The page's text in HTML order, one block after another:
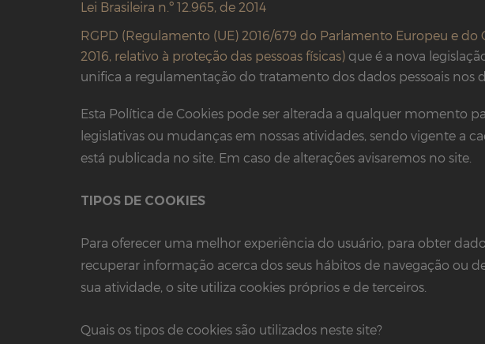
Lei Brasileira n.º 12.965, de 2014
RGPD (Regulamento (UE) 2016/679 do Parlamento Europeu e do
2016, relativo à proteção das pessoas físicas) que é a nova
unifica a regulamentação do tratamento dos dados pessoais nos
Esta Política de Cookies pode ser alterada a qualquer momento
legislativas ou mudanças em nossas atividades, sendo vigente a
está publicada no site. Em caso de alterações avisaremos no site.
TIPOS DE COOKIES
Para oferecer uma melhor experiência do usuário, para obter
recuperar informação acerca dos seus hábitos de navegação ou
sua atividade, o site utiliza cookies próprios e de terceiros.
Quais os tipos de cookies são utilizados neste site?